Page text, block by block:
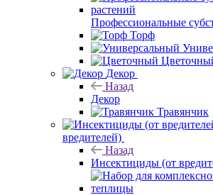
Профессиональные
Торф
Декор
Назад
Декор
Травянчик
вредителей)
Назад
Инсектициды (от